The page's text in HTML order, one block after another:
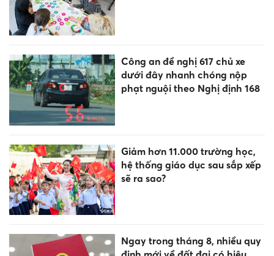
Công an đề nghị 617 chủ xe
dưới đây nhanh chóng nộp
phạt nguội theo Nghị định 168
Giảm hơn 11.000 trường học,
hệ thống giáo dục sau sắp xếp
sẽ ra sao?
Ngay trong tháng 8, nhiều quy